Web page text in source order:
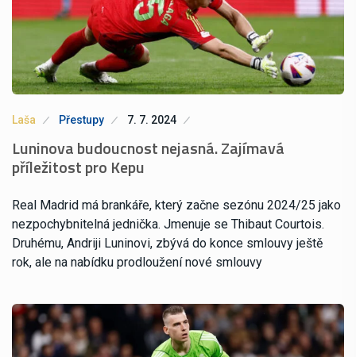
Laša Přestupy 7. 7. 2024
Luninova budoucnost nejasná. Zajímavá
příležitost pro Kepu
Real Madrid má brankáře, který začne sezónu 2024/25 jako
nezpochybnitelná jednička. Jmenuje se Thibaut Courtois.
Druhému, Andriji Luninovi, zbývá do konce smlouvy ještě
rok, ale na nabídku prodloužení nové smlouvy